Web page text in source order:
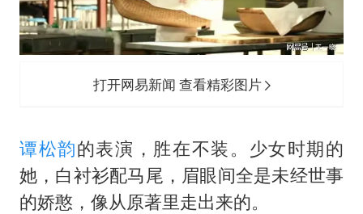
打开网易新闻 查看精彩图片
谭松韵的表演，胜在不装。少女时期的
她，白衬衫配马尾，眉眼间全是未经世事
的娇憨，像从原著里走出来的。